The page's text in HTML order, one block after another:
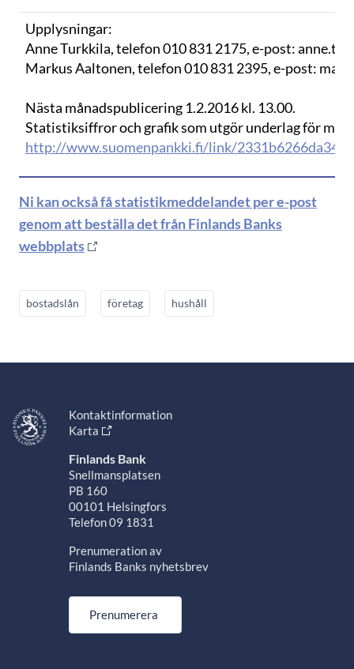
Upplysningar:
Anne Turkkila, telefon 010 831 2175, e-post:
Markus Aaltonen, telefon 010 831 2395, e-post:
Nästa månadspublicering 1.2.2016 kl. 13.00.
Statistiksiffror och grafik som utgör underlag för
http://www.suomenpankki.fi/link/
Ni kan också få statistikmeddelandet per e-post
genom att beställa det från Finlands Banks
webbplats
bostadslån företag hushåll
Kontaktinformation
Karta
Finlands Bank
Snellmansplatsen
PB 160
00101 Helsingfors
Telefon 09 1831
Prenumeration av
Finlands Banks nyhetsbrev
Prenumerera